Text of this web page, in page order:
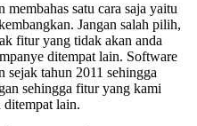
satu cara saja yaitu
Jangan salah pilih,
fitur yang tidak akan anda
ditempat lain. Software
tahun 2011 sehingga
sehingga fitur yang kami
ditempat lain.